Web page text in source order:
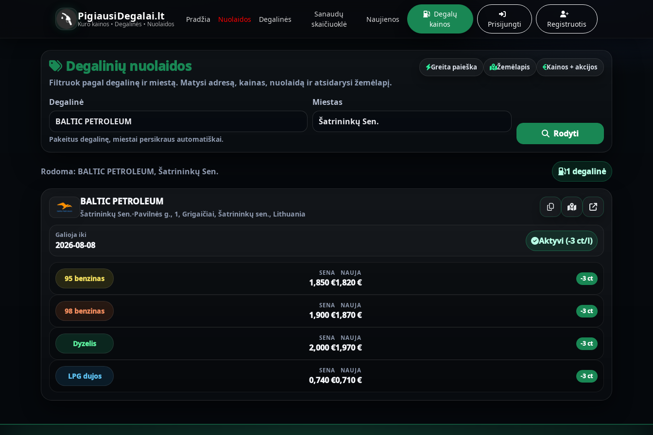
PigiausiDegalai.lt
Kuro kainos • Degalinės • Nuolaidos
Pradžia Nuolaidos Degalinės
Sanaudų
skaičiuoklė
Naujienos
Degalų
kainos
Prisijungti Registruotis
Degalinių nuolaidos
Filtruok pagal degalinę ir miestą. Matysi adresą, kainas, nuolaidą ir atsidarysi žemėlapį.
Greita paieška Žemėlapis Kainos + akcijos
Degalinė
Pakeitus degalinę, miestai persikraus automatiškai.
Miestas
Rodyti
Rodoma: BALTIC PETROLEUM, Šatrininkų Sen. 1 degalinė
BALTIC PETROLEUM
Šatrininkų Sen.•Pavilnės g., 1, Grigaičiai, Šatrininkų sen., Lithuania
Galioja iki
2026-08-08 Aktyvi (-3 ct/l)
95 benzinas
SENA
1,850 €
NAUJA
1,820 € -3 ct
98 benzinas
SENA
1,900 €
NAUJA
1,870 € -3 ct
Dyzelis
SENA
2,000 €
NAUJA
1,970 € -3 ct
LPG dujos
SENA
0,740 €
NAUJA
0,710 € -3 ct